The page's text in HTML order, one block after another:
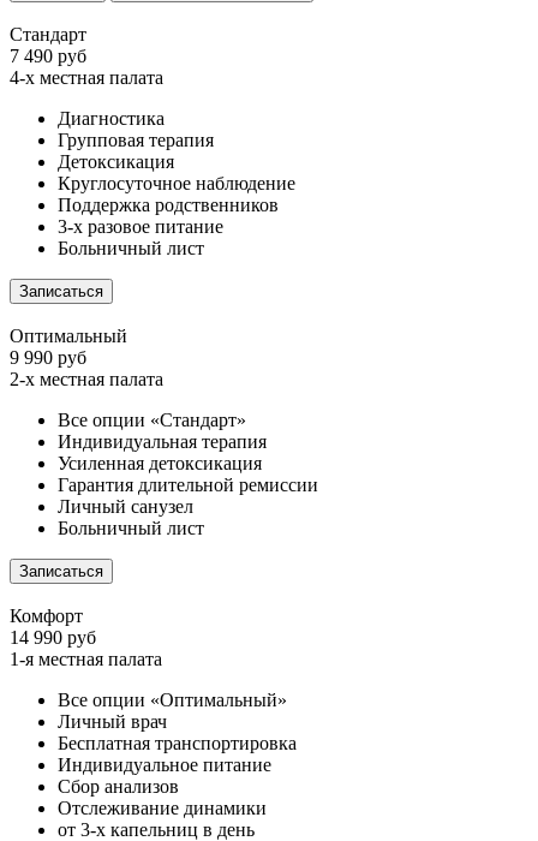
Стандарт
7 490 руб
4-х местная палата
Диагностика
Групповая терапия
Детоксикация
Круглосуточное наблюдение
Поддержка родственников
3-х разовое питание
Больничный лист
Записаться
Оптимальный
9 990 руб
2-х местная палата
Все опции «Стандарт»
Индивидуальная терапия
Усиленная детоксикация
Гарантия длительной ремиссии
Личный санузел
Больничный лист
Записаться
Комфорт
14 990 руб
1-я местная палата
Все опции «Оптимальный»
Личный врач
Бесплатная транспортировка
Индивидуальное питание
Сбор анализов
Отслеживание динамики
от 3-х капельниц в день